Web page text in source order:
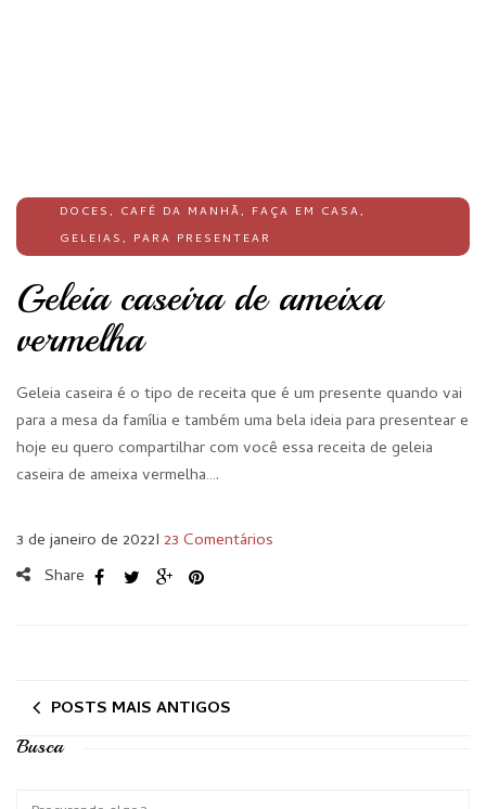
DOCES, CAFÉ DA MANHÃ, FAÇA EM CASA,
GELEIAS, PARA PRESENTEAR
Geleia caseira de ameixa
vermelha
Geleia caseira é o tipo de receita que é um presente quando vai
para a mesa da família e também uma bela ideia para presentear e
hoje eu quero compartilhar com você essa receita de geleia
caseira de ameixa vermelha….
3 de janeiro de 2022I 23 Comentários
Share
POSTS MAIS ANTIGOS
Busca